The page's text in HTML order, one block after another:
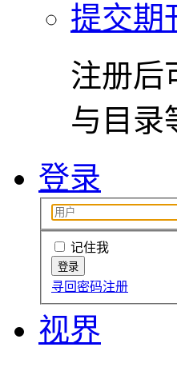
提交期
注册后
与目录
登录
记住我
寻回密码注册
视界